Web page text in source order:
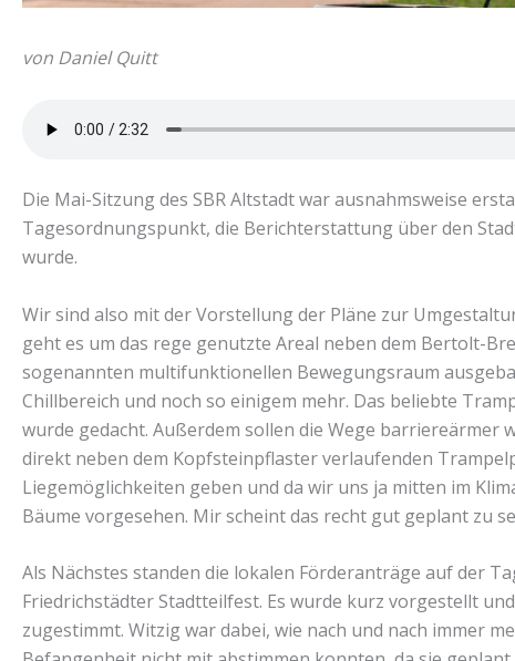
von Daniel Quitt
Die Mai-Sitzung des SBR Altstadt war ausnahmsweise
Tagesordnungspunkt, die Berichterstattung über den
wurde.
Wir sind also mit der Vorstellung der Pläne zur
geht es um das rege genutzte Areal neben dem Bertolt-
sogenannten multifunktionellen Bewegungsraum
Chillbereich und noch so einigem mehr. Das beliebte
wurde gedacht. Außerdem sollen die Wege barriereärmer
direkt neben dem Kopfsteinpflaster verlaufenden
Liegemöglichkeiten geben und da wir uns ja mitten im
Bäume vorgesehen. Mir scheint das recht gut geplant zu
Als Nächstes standen die lokalen Förderanträge auf der
Friedrichstädter Stadtteilfest. Es wurde kurz vorgestellt
zugestimmt. Witzig war dabei, wie nach und nach immer